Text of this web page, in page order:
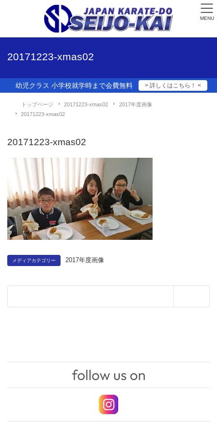
20171223-xmas02
幼児クラス 小学校就学時まで会費無料 > 詳しくはこちら！ <
トップページ 20171223-xmas02
2017年度画像
20171223-xmas02
20171223-xmas02
メディアカテゴリー 2017年度画像
MENU